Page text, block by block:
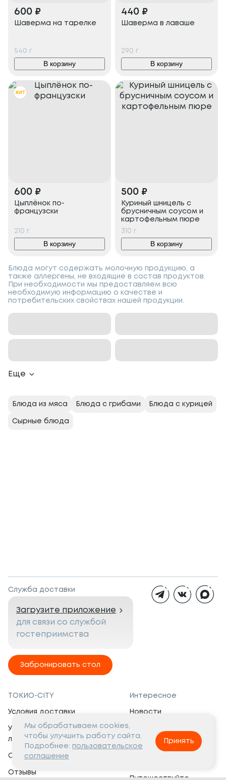
600 ₽
Шаверма на тарелке
540 г
В корзину
440 ₽
Шаверма в лаваше
290 г
В корзину
600 ₽
Цыплёнок по-
французски
210 г
В корзину
500 ₽
Куриный шницель с
брусничным соусом и
картофельным пюре
310 г
В корзину
Блюда могут содержать молочную продукцию, а
также аллергены, не входящие в состав продуктов.
При необходимости мы предоставляем всю
необходимую информацию о качестве и
потребительских свойствах нашей продукции.
Еще
Блюда из мяса Блюда с грибами Блюда с курицей
Сырные блюда
Служба доставки
Загрузите приложение
для связи со службой
гостеприимства
Забронировать стол
ТОКИО-CITY
Условия доставки
Условия программы
лояльности
Сертификаты
Отзывы
Интересное
Новости
Вакансии
Социальная жизнь
Путешествуйте
Мы обрабатываем cookies,
чтобы улучшить работу сайта.
Подробнее: пользовательское
соглашение
Принять